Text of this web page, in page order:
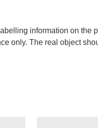
information on the
only. The real object